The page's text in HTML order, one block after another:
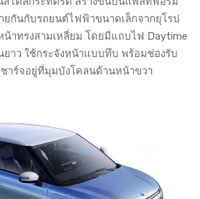
ยกันกับรถยนต์ไฟฟ้าขนาดเล็กจากยุโรป
าทรงสามเหลี่ยม โดยมีแถบไฟ Daytime
ยาว ใช้กระจังหน้าแบบทึบ พร้อมช่องรับ
าร์จอยู่ที่มุมบังโคลนด้านหน้าขวา